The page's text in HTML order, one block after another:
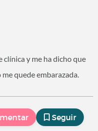
clínica y me ha dicho que
quede embarazada.
Seguir